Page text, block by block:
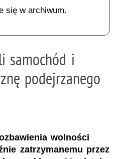
się w archiwum.
samochód i
podejrzanego
wolności
zatrzymanemu przez